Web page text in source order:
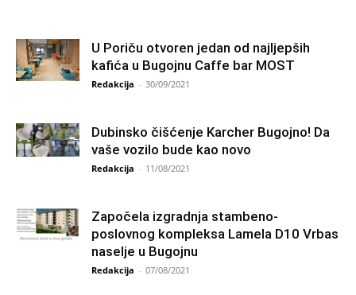
U Poriču otvoren jedan od najljepših
kafića u Bugojnu Caffe bar MOST
Redakcija - 30/09/2021
Dubinsko čišćenje Karcher Bugojno! Da
vaše vozilo bude kao novo
Redakcija - 11/08/2021
Započela izgradnja stambeno-
poslovnog kompleksa Lamela D10 Vrbas
naselje u Bugojnu
Redakcija - 07/08/2021